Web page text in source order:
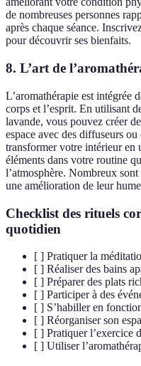
de nombreuses personnes
après chaque séance.
pour découvrir ses bienfaits.
8. L’art de
L’aromathérapie est intégrée
corps et l’esprit. En utilisant
lavande, vous pouvez créer
espace avec des diffuseurs
transformer votre intérieur en
éléments dans votre routine
l’atmosphère. Nombreux sont
une amélioration de leur
Checklist des rituels
quotidien
[ ] Pratiquer la
[ ] Réaliser des bains
[ ] Préparer des plats
[ ] Participer à des
[ ] S’habiller en
[ ] Réorganiser son
[ ] Pratiquer l’exercice
[ ] Utiliser